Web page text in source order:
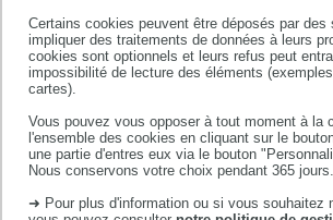
Certains cookies peuvent être déposés par
impliquer des traitements de données à leurs
cookies sont optionnels et leurs refus peut
impossibilité de lecture des éléments
cartes).
Vous pouvez vous opposer à tout moment à la
l'ensemble des cookies en cliquant sur le
une partie d'entres eux via le bouton
Nous conservons votre choix pendant 365 jours.
➜ Pour plus d'information ou si vous souhaitez
DIRECTION DE PUBLICATION
TECHNOLOGIES ET CONCEPTION